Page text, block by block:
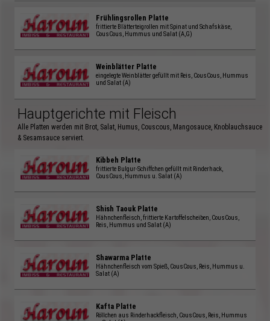
Frühlingsrollen Platte
frittierte Blätterteigrollen mit Spinat und Schafskäse,
CousCous, Hummus und Salat (A,G)
Weinblätter Platte
eingelegte Weinblätter gefüllt mit Reis, CousCous, Hummus
und Salat (A)
Hauptgerichte mit Fleisch
Alle Platten werden mit Brot, Salat, Humus, Couscous, Mangosauce, Knoblauchsauce
& Sesamsauce serviert.
Kibbeh Platte
frittierte Bulgur-Schiffchen gefüllt mit Rinderhack,
CousCous, Hummus u. Salat (A)
Shish Taouk Platte
Hähnchenfleisch, frittierte Kartoffelscheiben, CousCous,
Reis, Hummus und Salat (A)
Shawarma Platte
Hähnchenfleisch vom Spieß, CousCous, Reis, Hummus u.
Salat (A)
Kafta Platte
Röllchen aus Rinderhackfleisch, CousCous, Reis, Hummus